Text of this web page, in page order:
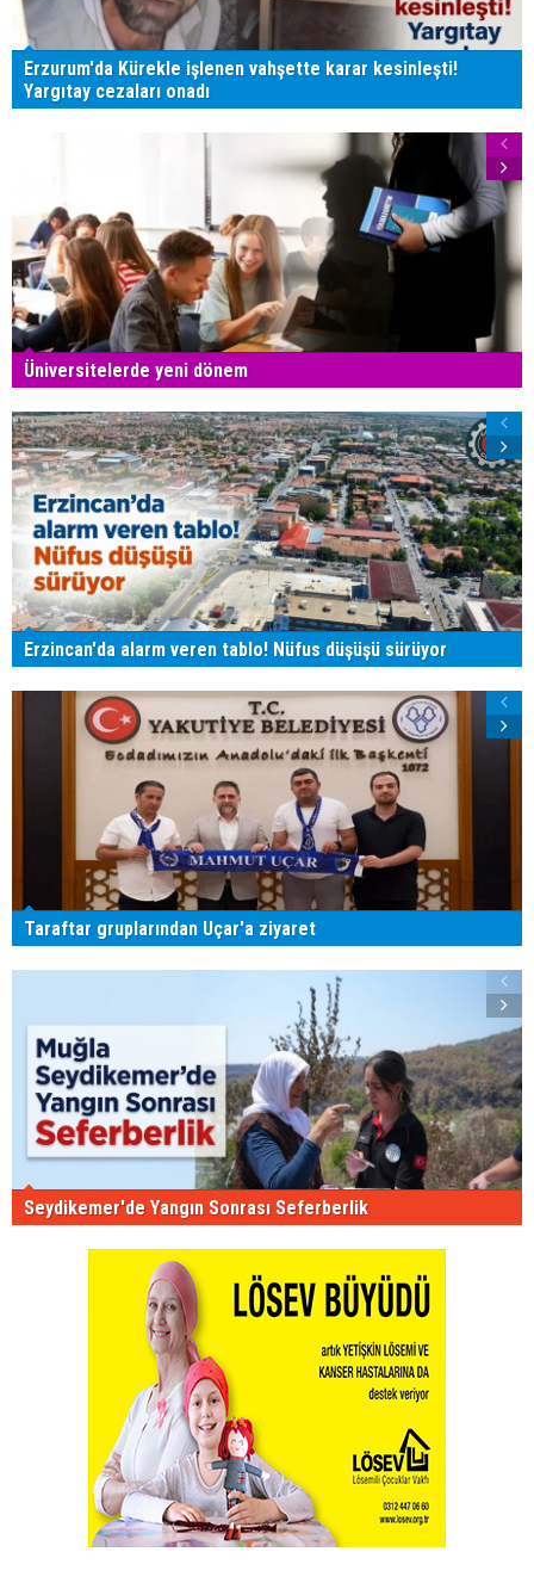
Erzurum'da Kürekle işlenen vahşette karar kesinleşti!
Yargıtay cezaları onadı
Üniversitelerde yeni dönem
Erzincan'da alarm veren tablo! Nüfus düşüşü sürüyor
Taraftar gruplarından Uçar'a ziyaret
Seydikemer'de Yangın Sonrası Seferberlik